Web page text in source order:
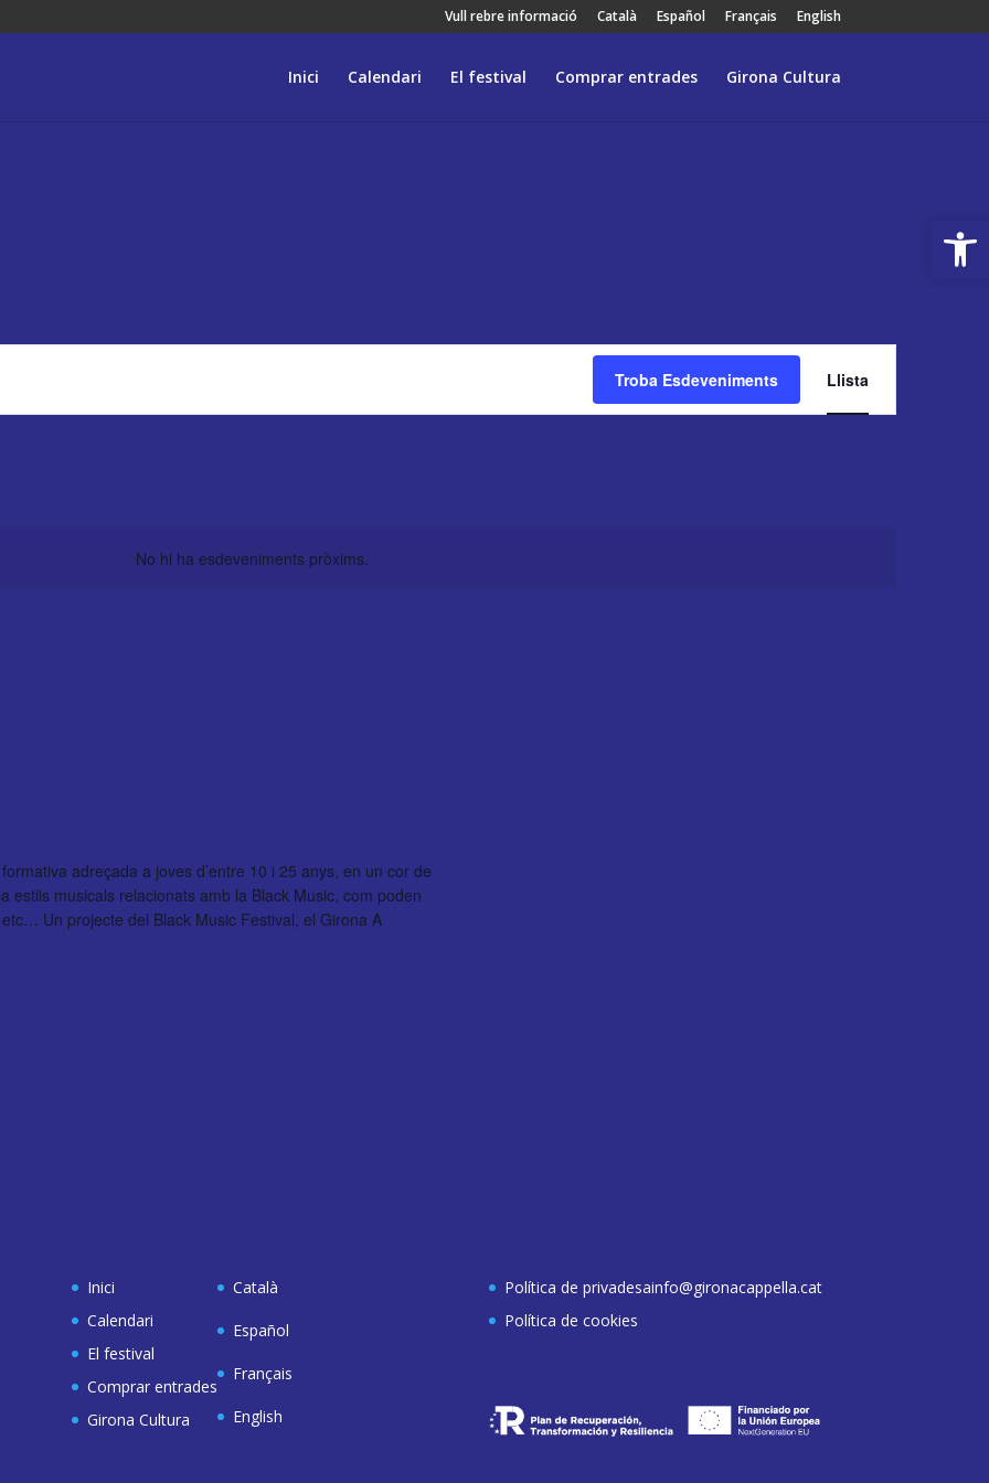
Vull rebre informació Català Español Français English
Inici Calendari El festival Comprar entrades Girona Cultura
No hi ha esdeveniments pròxims.
Troba Esdeveniments
Navegació
de
Llista
adreçada a joves d’entre 10 i 25 anys, en un cor de
estils musicals relacionats amb la Black Music, com poden
Un projecte del Black Music Festival, el Girona A
Inici
Calendari
El festival
Comprar entrades
Girona Cultura
Català
Español
Français
English
Política de privadesa
Política de cookies
info@gironacappella.cat
Obre